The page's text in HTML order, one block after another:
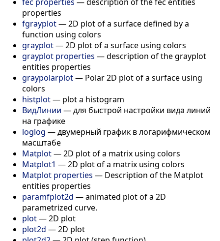
properties
fgrayplot—2D plot of a surface defined by a
function using colors
grayplot—2D plot of a surface using colors
grayplot properties —description of the grayplot
entities properties
graypolarplot— Polar 2D plot of a surface using
colors
histplot— plot a histogram
ВидЛинии —для быстрой настройки вида линий
на графике
loglog —двумерный график в логарифмическом
масштабе
Matplot—2D plot of a matrix using colors
Matplot1 —2D plot of a matrix using colors
Matplot properties — Description of the Matplot
entities properties
paramfplot2d —animated plot of a 2D
parametrized curve.
plot—2D plot
plot2d —2D plot